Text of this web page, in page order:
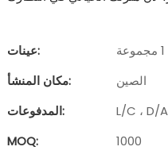
عينات:
مكان المنشأ:
الصين
المدفوعات:
MOQ:
1000